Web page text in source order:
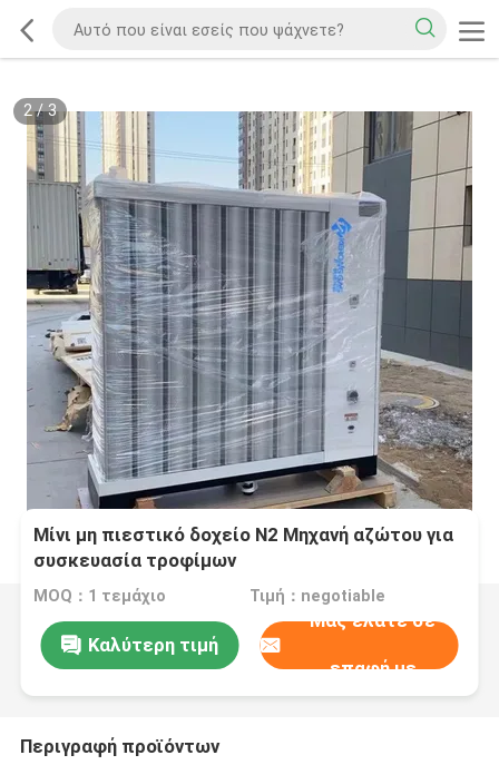
2/3
Μίνι μη πιεστικό δοχείο N2 Μηχανή αζώτου για
συσκευασία τροφίμων
MOQ：1 τεμάχιο Τιμή：negotiable
Καλύτερη τιμή
Μας ελάτε σε
επαφή με
Περιγραφή προϊόντων